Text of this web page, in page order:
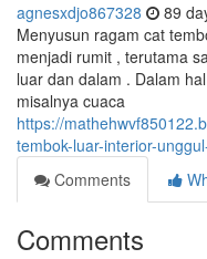
agnesxdjo867328 89
Menyusun ragam cat
menjadi rumit , terutama
luar dan dalam . Dalam
misalnya cuaca
https://
tembok-luar-interior-
Comments
Comments